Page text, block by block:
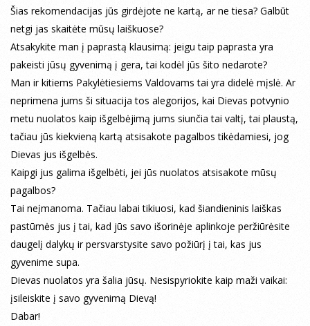
Šias rekomendacijas jūs girdėjote ne kartą, ar ne tiesa? Galbūt
netgi jas skaitėte mūsų laiškuose?
Atsakykite man į paprastą klausimą: jeigu taip paprasta yra
pakeisti jūsų gyvenimą į gera, tai kodėl jūs šito nedarote?
Man ir kitiems Pakylėtiesiems Valdovams tai yra didelė mįslė. Ar
neprimena jums ši situacija tos alegorijos, kai Dievas potvynio
metu nuolatos kaip išgelbėjimą jums siunčia tai valtį, tai plaustą,
tačiau jūs kiekvieną kartą atsisakote pagalbos tikėdamiesi, jog
Dievas jus išgelbės.
Kaipgi jus galima išgelbėti, jei jūs nuolatos atsisakote mūsų
pagalbos?
Tai neįmanoma. Tačiau labai tikiuosi, kad šiandieninis laiškas
pastūmės jus į tai, kad jūs savo išorinėje aplinkoje peržiūrėsite
daugelį dalykų ir persvarstysite savo požiūrį į tai, kas jus
gyvenime supa.
Dievas nuolatos yra šalia jūsų. Nesispyriokite kaip maži vaikai:
įsileiskite į savo gyvenimą Dievą!
Dabar!